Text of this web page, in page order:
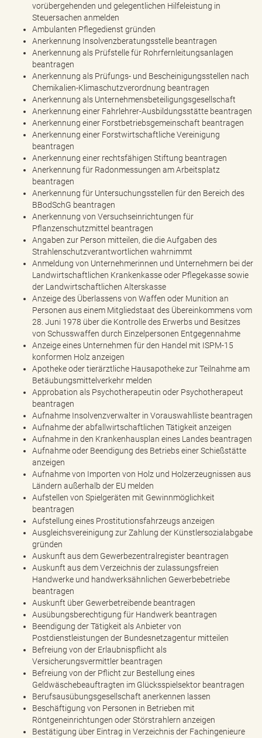
vorübergehenden und gelegentlichen Hilfeleistung in
Steuersachen anmelden
Ambulanten Pflegedienst gründen
Anerkennung Insolvenzberatungsstelle beantragen
Anerkennung als Prüfstelle für Rohrfernleitungsanlagen
beantragen
Anerkennung als Prüfungs- und Bescheinigungsstellen nach
Chemikalien-Klimaschutzverordnung beantragen
Anerkennung als Unternehmensbeteiligungsgesellschaft
Anerkennung einer Fahrlehrer-Ausbildungsstätte beantragen
Anerkennung einer Forstbetriebsgemeinschaft beantragen
Anerkennung einer Forstwirtschaftliche Vereinigung
beantragen
Anerkennung einer rechtsfähigen Stiftung beantragen
Anerkennung für Radonmessungen am Arbeitsplatz
beantragen
Anerkennung für Untersuchungsstellen für den Bereich des
BBodSchG beantragen
Anerkennung von Versuchseinrichtungen für
Pflanzenschutzmittel beantragen
Angaben zur Person mitteilen, die die Aufgaben des
Strahlenschutzverantwortlichen wahrnimmt
Anmeldung von Unternehmerinnen und Unternehmern bei der
Landwirtschaftlichen Krankenkasse oder Pflegekasse sowie
der Landwirtschaftlichen Alterskasse
Anzeige des Überlassens von Waffen oder Munition an
Personen aus einem Mitgliedstaat des Übereinkommens vom
28. Juni 1978 über die Kontrolle des Erwerbs und Besitzes
von Schusswaffen durch Einzelpersonen Entgegennahme
Anzeige eines Unternehmen für den Handel mit ISPM-15
konformen Holz anzeigen
Apotheke oder tierärztliche Hausapotheke zur Teilnahme am
Betäubungsmittelverkehr melden
Approbation als Psychotherapeutin oder Psychotherapeut
beantragen
Aufnahme Insolvenzverwalter in Vorauswahlliste beantragen
Aufnahme der abfallwirtschaftlichen Tätigkeit anzeigen
Aufnahme in den Krankenhausplan eines Landes beantragen
Aufnahme oder Beendigung des Betriebs einer Schießstätte
anzeigen
Aufnahme von Importen von Holz und Holzerzeugnissen aus
Ländern außerhalb der EU melden
Aufstellen von Spielgeräten mit Gewinnmöglichkeit
beantragen
Aufstellung eines Prostitutionsfahrzeugs anzeigen
Ausgleichsvereinigung zur Zahlung der Künstlersozialabgabe
gründen
Auskunft aus dem Gewerbezentralregister beantragen
Auskunft aus dem Verzeichnis der zulassungsfreien
Handwerke und handwerksähnlichen Gewerbebetriebe
beantragen
Auskunft über Gewerbetreibende beantragen
Ausübungsberechtigung für Handwerk beantragen
Beendigung der Tätigkeit als Anbieter von
Postdienstleistungen der Bundesnetzagentur mitteilen
Befreiung von der Erlaubnispflicht als
Versicherungsvermittler beantragen
Befreiung von der Pflicht zur Bestellung eines
Geldwäschebeauftragten im Glücksspielsektor beantragen
Berufsausübungsgesellschaft anerkennen lassen
Beschäftigung von Personen in Betrieben mit
Röntgeneinrichtungen oder Störstrahlern anzeigen
Bestätigung über Eintrag in Verzeichnis der Fachingenieure